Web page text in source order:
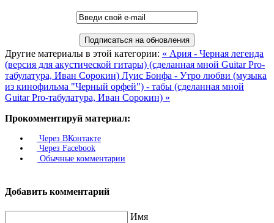
Другие материалы в этой категории: « Ария - Черная легенда
(версия для акустической гитары) (сделанная мной Guitar Pro-
табулатура, Иван Сорокин) Луис Бонфа - Утро любви (музыка
из кинофильма "Черный орфей") - табы (сделанная мной
Guitar Pro-табулатура, Иван Сорокин) »
Прокомментируй материал:
Через ВКонтакте
Через Facebook
Обычные комментарии
Добавить комментарий
Имя